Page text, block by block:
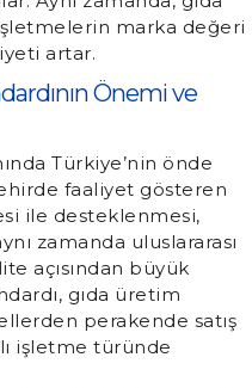
marka değeri
artar.
Önemi ve
Türkiye’nin önde
faaliyet gösteren
ile desteklenmesi,
zamanda uluslararası
açısından büyük
gıda üretim
perakende satış
işletme türünde